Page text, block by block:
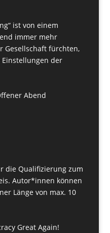
ist von einem
immer mehr
Gesellschaft fürchten,
Einstellungen der
Abend
die Qualifizierung zum
Autor*innen können
Länge von max. 10
Great Again!